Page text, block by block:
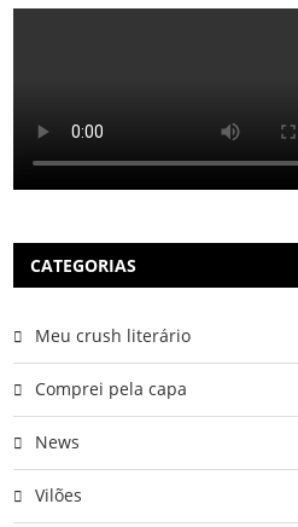
CATEGORIAS
Meu crush literário
Comprei pela capa
News
Vilões